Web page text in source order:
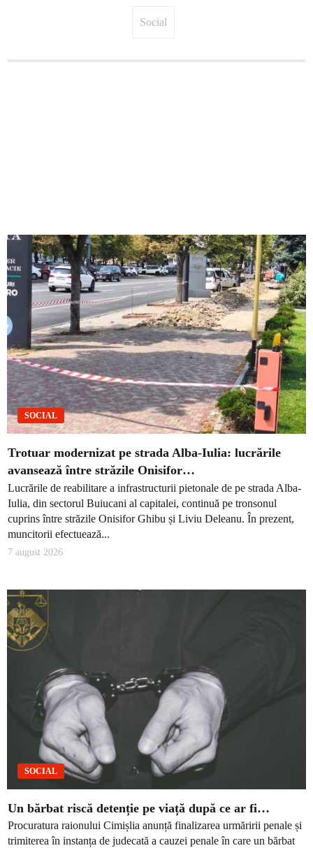
Social
SOCIAL
Trotuar modernizat pe strada Alba-Iulia: lucrările
avansează între străzile Onisifor…
Lucrările de reabilitare a infrastructurii pietonale de pe strada Alba-
Iulia, din sectorul Buiucani al capitalei, continuă pe tronsonul
cuprins între străzile Onisifor Ghibu și Liviu Deleanu. În prezent,
muncitorii efectuează...
7 august 2026
SOCIAL
Un bărbat riscă detenție pe viață după ce ar fi…
Procuratura raionului Cimișlia anunță finalizarea urmăririi penale și
trimiterea în instanța de judecată a cauzei penale în care un bărbat